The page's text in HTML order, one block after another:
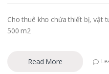
Cho thuê kho chứa thiết bị, vật
500 m2
Read More